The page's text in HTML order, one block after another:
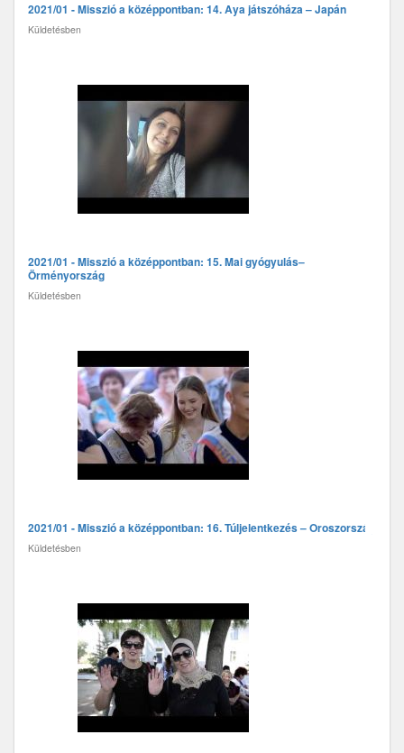
2021/01 - Misszió a középpontban: 14. Aya játszóháza – Japán
Küldetésben
2021/01 - Misszió a középpontban: 15. Mai gyógyulás–
Örményország
Küldetésben
2021/01 - Misszió a középpontban: 16. Túljelentkezés – Oroszország
Küldetésben